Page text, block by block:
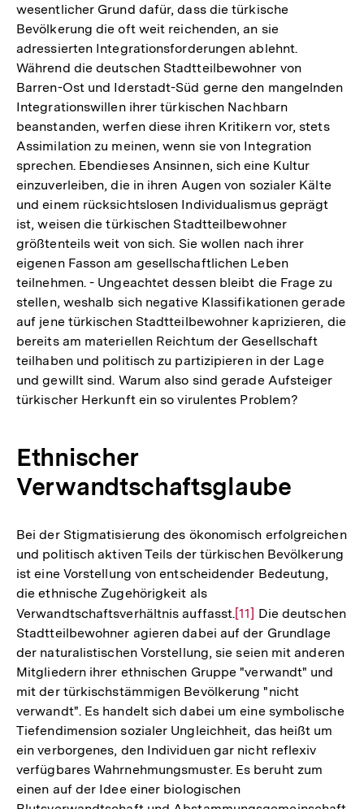
wesentlicher Grund dafür, dass die türkische
Bevölkerung die oft weit reichenden, an sie
adressierten Integrationsforderungen ablehnt.
Während die deutschen Stadtteilbewohner von
Barren-Ost und Iderstadt-Süd gerne den mangelnden
Integrationswillen ihrer türkischen Nachbarn
beanstanden, werfen diese ihren Kritikern vor, stets
Assimilation zu meinen, wenn sie von Integration
sprechen. Ebendieses Ansinnen, sich eine Kultur
einzuverleiben, die in ihren Augen von sozialer Kälte
und einem rücksichtslosen Individualismus geprägt
ist, weisen die türkischen Stadtteilbewohner
größtenteils weit von sich. Sie wollen nach ihrer
eigenen Fasson am gesellschaftlichen Leben
teilnehmen. - Ungeachtet dessen bleibt die Frage zu
stellen, weshalb sich negative Klassifikationen gerade
auf jene türkischen Stadtteilbewohner kaprizieren, die
bereits am materiellen Reichtum der Gesellschaft
teilhaben und politisch zu partizipieren in der Lage
und gewillt sind. Warum also sind gerade Aufsteiger
türkischer Herkunft ein so virulentes Problem?
Ethnischer
Verwandtschaftsglaube
Bei der Stigmatisierung des ökonomisch erfolgreichen
und politisch aktiven Teils der türkischen Bevölkerung
ist eine Vorstellung von entscheidender Bedeutung,
die ethnische Zugehörigkeit als
Verwandtschaftsverhältnis auffasst.Zur
Auflösung
der
Fußnote
[11] Die deutschen
Stadtteilbewohner agieren dabei auf der Grundlage
der naturalistischen Vorstellung, sie seien mit anderen
Mitgliedern ihrer ethnischen Gruppe "verwandt" und
mit der türkischstämmigen Bevölkerung "nicht
verwandt". Es handelt sich dabei um eine symbolische
Tiefendimension sozialer Ungleichheit, das heißt um
ein verborgenes, den Individuen gar nicht reflexiv
verfügbares Wahrnehmungsmuster. Es beruht zum
einen auf der Idee einer biologischen